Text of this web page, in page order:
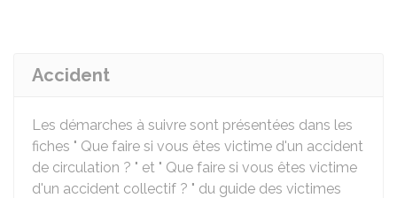
Accident
Les démarches à suivre sont présentées dans les
fiches " Que faire si vous êtes victime d'un accident
de circulation ? " et " Que faire si vous êtes victime
d'un accident collectif ? " du guide des victimes